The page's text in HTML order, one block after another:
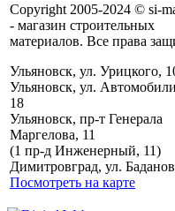
Copyright 2005-2024 © si-
- магазин строительных
материалов. Все права
Ульяновск, ул. Урицкого,
Ульяновск, ул.
18
Ульяновск, пр-т Генерала
Маргелова, 11
(1 пр-д Инженерный, 11)
Димитровград, ул.
Посмотреть на карте